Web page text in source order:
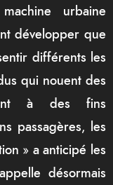
urbaine
développer que
différents les
qui nouent des
à des fins
passagères, les
» a anticipé les
désormais